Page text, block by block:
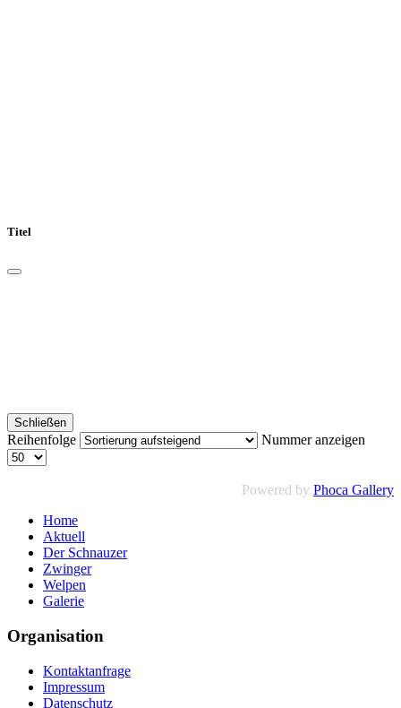
Titel
Schließen
Reihenfolge Nummer anzeigen
Powered by Phoca Gallery
Home
Aktuell
Der Schnauzer
Zwinger
Welpen
Galerie
Organisation
Kontaktanfrage
Impressum
Datenschutz